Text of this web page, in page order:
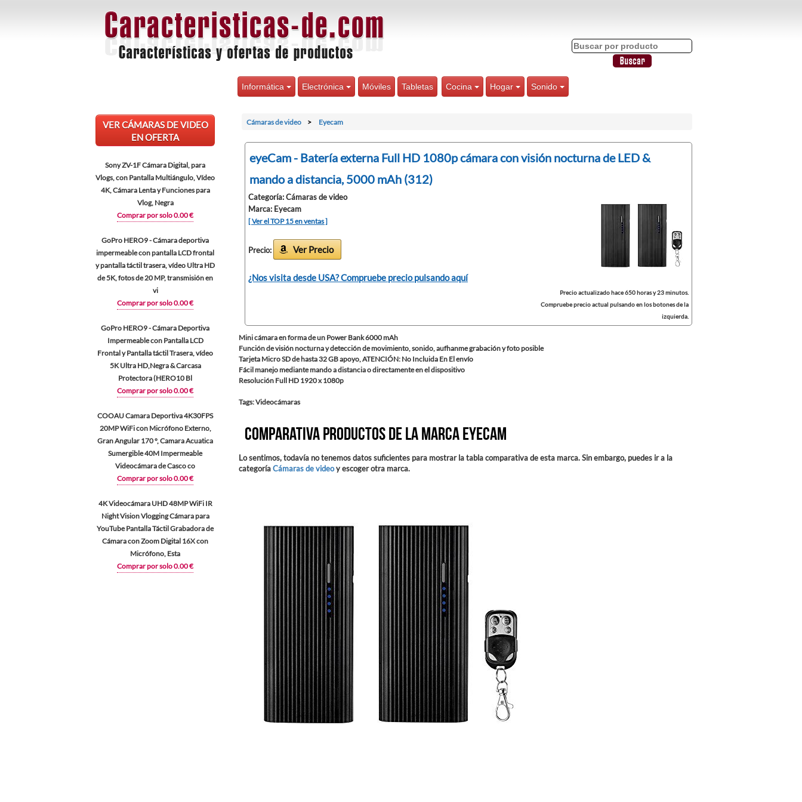
Informática Electrónica Móviles Tabletas Cocina Hogar Sonido
VER CÁMARAS DE VIDEO
EN OFERTA
Sony ZV-1F Cámara Digital, para
Vlogs, con Pantalla Multiángulo, Vídeo
4K, Cámara Lenta y Funciones para
Vlog, Negra
Comprar por solo 0.00 €
GoPro HERO9 - Cámara deportiva
impermeable con pantalla LCD frontal
y pantalla táctil trasera, vídeo Ultra HD
de 5K, fotos de 20 MP, transmisión en
vi
Comprar por solo 0.00 €
GoPro HERO9 - Cámara Deportiva
Impermeable con Pantalla LCD
Frontal y Pantalla táctil Trasera, vídeo
5K Ultra HD,Negra & Carcasa
Protectora (HERO10 Bl
Comprar por solo 0.00 €
COOAU Camara Deportiva 4K30FPS
20MP WiFi con Micrófono Externo,
Gran Angular 170 °, Camara Acuatica
Sumergible 40M Impermeable
Videocámara de Casco co
Comprar por solo 0.00 €
4K Videocámara UHD 48MP WiFi IR
Night Vision Vlogging Cámara para
YouTube Pantalla Táctil Grabadora de
Cámara con Zoom Digital 16X con
Micrófono, Esta
Comprar por solo 0.00 €
Cámaras de video Eyecam
eyeCam - Batería externa Full HD 1080p cámara con visión nocturna de LED &
mando a distancia, 5000 mAh (312)
Categoría: Cámaras de video
Marca: Eyecam
[ Ver el TOP 15 en ventas ]
Precio: Ver Precio
¿Nos visita desde USA? Compruebe precio pulsando aquí
Precio actualizado hace 650 horas y 23 minutos.
Compruebe precio actual pulsando en los botones de la
izquierda.
Mini cámara en forma de un Power Bank 6000 mAh
Función de visión nocturna y detección de movimiento, sonido, aufhanme grabación y foto posible
Tarjeta Micro SD de hasta 32 GB apoyo, ATENCIÓN: No Incluida En El envío
Fácil manejo mediante mando a distancia o directamente en el dispositivo
Resolución Full HD 1920 x 1080p
Tags: Videocámaras
Comparativa productos de la marca Eyecam
Lo sentimos, todavía no tenemos datos suficientes para mostrar la tabla comparativa de esta marca. Sin embargo, puedes ir a la
categoríaCámaras de videoy escoger otra marca.